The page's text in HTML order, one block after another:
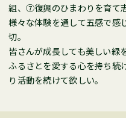
組、⑦復興のひまわりを育て
様々な体験を通して五感で感
切。
皆さんが成長しても美しい緑
ふるさとを愛する心を持ち続
り活動を続けて欲しい。